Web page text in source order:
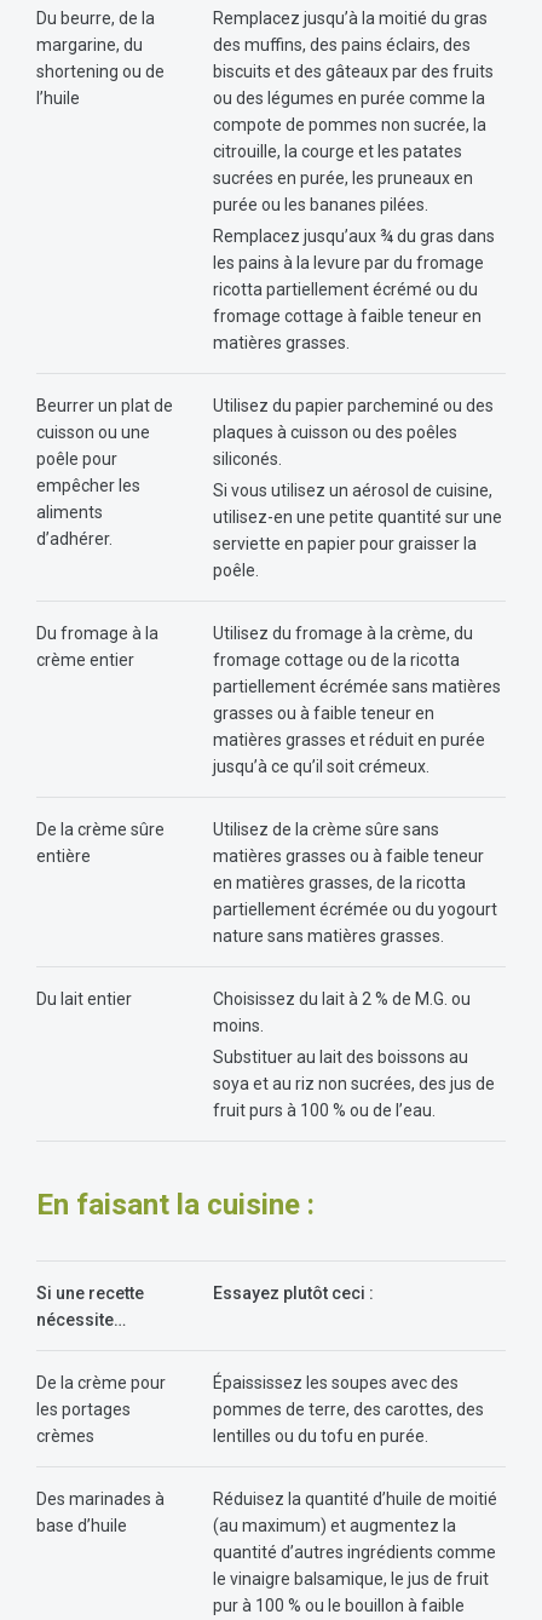
Du beurre, de la
margarine, du
shortening ou de
l’huile
Remplacez jusqu’à la moitié du gras
des muffins, des pains éclairs, des
biscuits et des gâteaux par des fruits
ou des légumes en purée comme la
compote de pommes non sucrée, la
citrouille, la courge et les patates
sucrées en purée, les pruneaux en
purée ou les bananes pilées.
Remplacez jusqu’aux ¾ du gras dans
les pains à la levure par du fromage
ricotta partiellement écrémé ou du
fromage cottage à faible teneur en
matières grasses.
Beurrer un plat de
cuisson ou une
poêle pour
empêcher les
aliments
d’adhérer.
Utilisez du papier parcheminé ou des
plaques à cuisson ou des poêles
siliconés.
Si vous utilisez un aérosol de cuisine,
utilisez-en une petite quantité sur une
serviette en papier pour graisser la
poêle.
Du fromage à la
crème entier
Utilisez du fromage à la crème, du
fromage cottage ou de la ricotta
partiellement écrémée sans matières
grasses ou à faible teneur en
matières grasses et réduit en purée
jusqu’à ce qu’il soit crémeux.
De la crème sûre
entière
Utilisez de la crème sûre sans
matières grasses ou à faible teneur
en matières grasses, de la ricotta
partiellement écrémée ou du yogourt
nature sans matières grasses.
Du lait entier
Choisissez du lait à 2 % de M.G. ou
moins.
Substituer au lait des boissons au
soya et au riz non sucrées, des jus de
fruit purs à 100 % ou de l’eau.
En faisant la cuisine :
Si une recette
nécessite…
Essayez plutôt ceci :
De la crème pour
les portages
crèmes
Épaississez les soupes avec des
pommes de terre, des carottes, des
lentilles ou du tofu en purée.
Des marinades à
base d’huile
Réduisez la quantité d’huile de moitié
(au maximum) et augmentez la
quantité d’autres ingrédients comme
le vinaigre balsamique, le jus de fruit
pur à 100 % ou le bouillon à faible